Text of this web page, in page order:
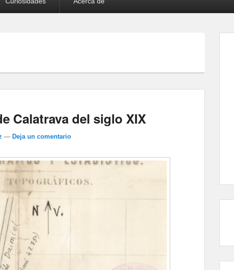
Calatrava del siglo XIX
— Deja un comentario